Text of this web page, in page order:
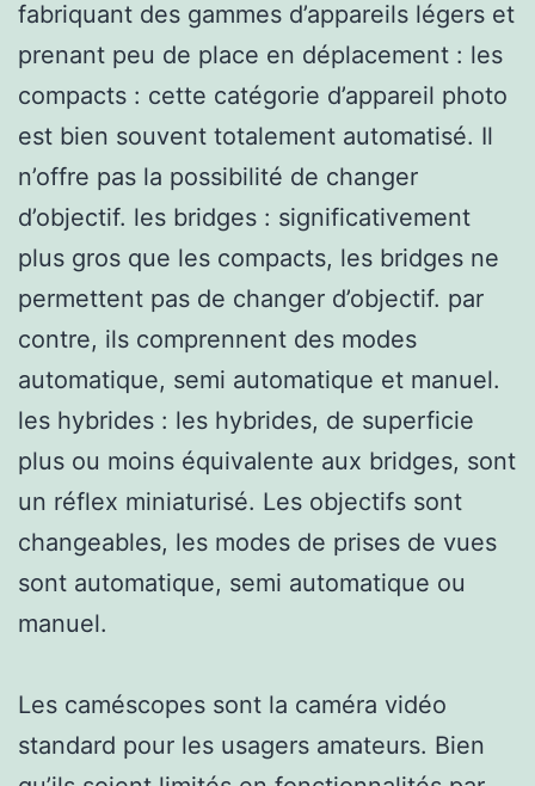
fabriquant des gammes d’appareils légers et
prenant peu de place en déplacement : les
compacts : cette catégorie d’appareil photo
est bien souvent totalement automatisé. Il
n’offre pas la possibilité de changer
d’objectif. les bridges : significativement
plus gros que les compacts, les bridges ne
permettent pas de changer d’objectif. par
contre, ils comprennent des modes
automatique, semi automatique et manuel.
les hybrides : les hybrides, de superficie
plus ou moins équivalente aux bridges, sont
un réflex miniaturisé. Les objectifs sont
changeables, les modes de prises de vues
sont automatique, semi automatique ou
manuel.
Les caméscopes sont la caméra vidéo
standard pour les usagers amateurs. Bien